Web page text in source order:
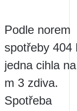
Podle norem
spotřeby 404
jedna cihla
m 3 zdiva.
Spotřeba